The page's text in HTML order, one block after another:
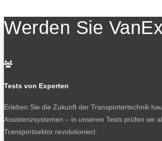
Werden Sie

Tests von Experten
Erleben Sie die Zukunft der Transportertechnik
Assistenzsystemen – in unseren Tests prüfen wir
Transportsektor revolutioniert.